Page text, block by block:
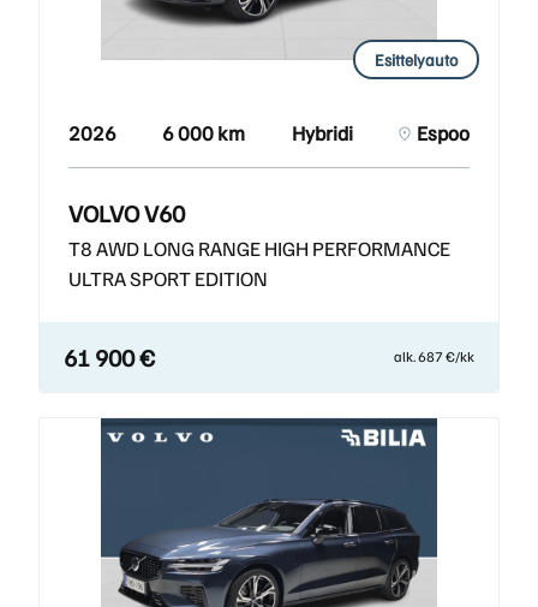
Esittelyauto
2026 6 000 km Hybridi Espoo
VOLVO V60
T8 AWD LONG RANGE HIGH PERFORMANCE
ULTRA SPORT EDITION
61 900 € alk. 687 €/kk